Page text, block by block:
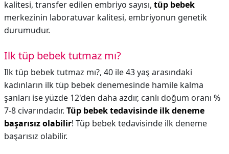
kalitesi, transfer edilen embriyo sayısı, tüp bebek
merkezinin laboratuvar kalitesi, embriyonun genetik
durumudur.
Ilk tüp bebek tutmaz mı?
Ilk tüp bebek tutmaz mı?, 40 ile 43 yaş arasındaki
kadınların ilk tüp bebek denemesinde hamile kalma
şanları ise yüzde 12'den daha azdır, canlı doğum oranı %
7-8 civarındadır. Tüp bebek tedavisinde ilk deneme
başarısız olabilir! Tüp bebek tedavisinde ilk deneme
başarısız olabilir.